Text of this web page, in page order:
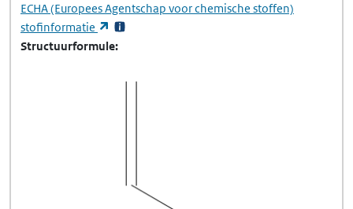
ECHA(Europees Agentschap voor chemische stoffen)
stofinformatie
(opent in een nieuw tabblad)
Structuurformule